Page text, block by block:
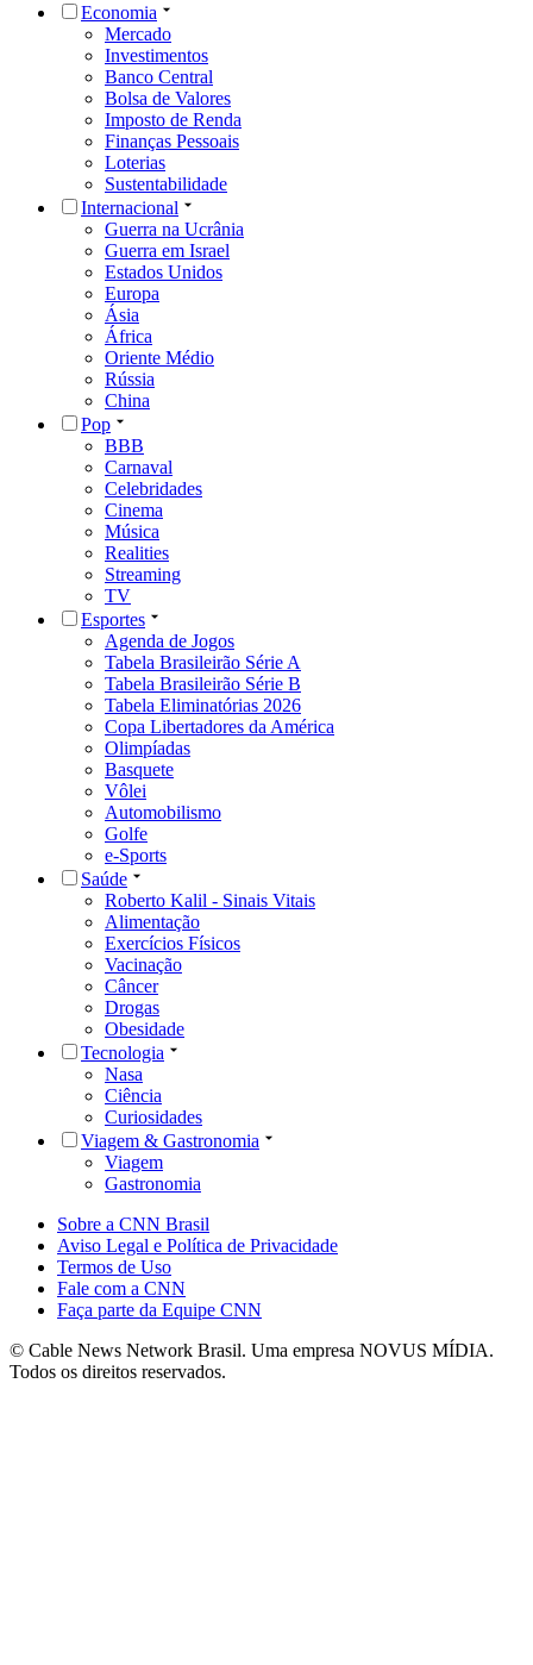
Economia
Mercado
Investimentos
Banco Central
Bolsa de Valores
Imposto de Renda
Finanças Pessoais
Loterias
Sustentabilidade
Internacional
Guerra na Ucrânia
Guerra em Israel
Estados Unidos
Europa
Ásia
África
Oriente Médio
Rússia
China
Pop
BBB
Carnaval
Celebridades
Cinema
Música
Realities
Streaming
TV
Esportes
Agenda de Jogos
Tabela Brasileirão Série A
Tabela Brasileirão Série B
Tabela Eliminatórias 2026
Copa Libertadores da América
Olimpíadas
Basquete
Vôlei
Automobilismo
Golfe
e-Sports
Saúde
Roberto Kalil - Sinais Vitais
Alimentação
Exercícios Físicos
Vacinação
Câncer
Drogas
Obesidade
Tecnologia
Nasa
Ciência
Curiosidades
Viagem & Gastronomia
Viagem
Gastronomia
Sobre a CNN Brasil
Aviso Legal e Política de Privacidade
Termos de Uso
Fale com a CNN
Faça parte da Equipe CNN
© Cable News Network Brasil. Uma empresa NOVUS MÍDIA.
Todos os direitos reservados.